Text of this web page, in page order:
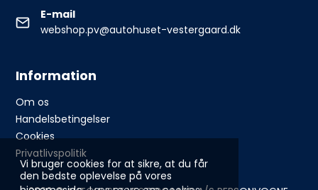
Vi bruger cookies for at sikre, at du får
den bedste oplevelse på vores
E-mail
webshop.pv@autohuset-vestergaard.dk
Information
Om os
Handelsbetingelser
Cookies
Privatlivspolitik